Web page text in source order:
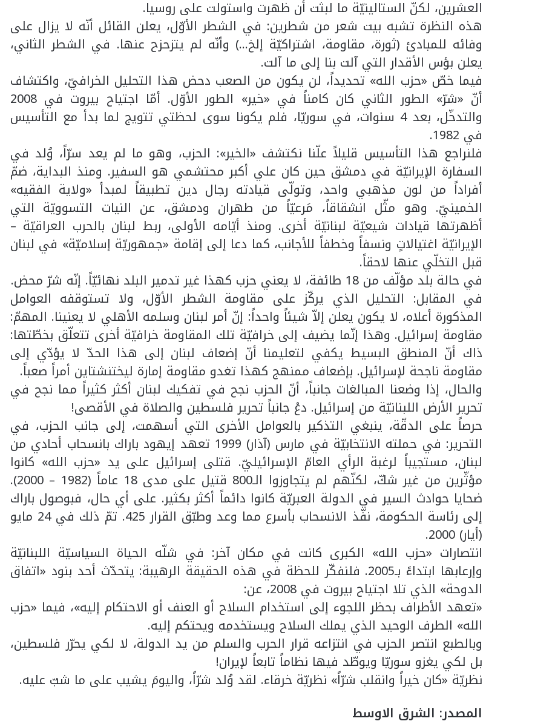
العشرين، لكنّ الستالينيّة ما لبثت أن ظهرت واستولت على روسيا.
هذه النظرة تشبه بيت شعر من شطرين: في الشطر الأوّل، يعلن القائل أنّه لا يزال على
وفائه للمبادئ (ثورة، مقاومة، اشتراكيّة إلخ…) وأنّه لم يتزحزح عنها. في الشطر الثاني،
يعلن بؤس الأقدار التي آلت بنا إلى ما آلت.
فيما خصّ «حزب الله» تحديداً، لن يكون من الصعب دحض هذا التحليل الخرافيّ، واكتشاف
أنّ «شرّ» الطور الثاني كان كامناً في «خير» الطور الأوّل. أمّا اجتياح بيروت في 2008
والتدخّل، بعد 4 سنوات، في سوريّا، فلم يكونا سوى لحظتي تتويج لما بدأ مع التأسيس
في 1982.
فلنراجع هذا التأسيس قليلاً علّنا نكتشف «الخير»: الحزب، وهو ما لم يعد سرّاً، وُلد في
السفارة الإيرانيّة في دمشق حين كان علي أكبر محتشمي هو السفير. ومنذ البداية، ضمّ
أفراداً من لون مذهبي واحد، وتولّى قيادته رجال دين تطبيقاً لمبدأ «ولاية الفقيه»
الخمينيّ. وهو مثّل انشقاقاً، مَرعيّاً من طهران ودمشق، عن النيات التسوويّة التي
أظهرتها قيادات شيعيّة لبنانيّة أخرى. ومنذ أيّامه الأولى، ربط لبنان بالحرب العراقيّة –
الإيرانيّة اغتيالاتٍ ونسفاً وخطفاً للأجانب، كما دعا إلى إقامة «جمهوريّة إسلاميّة» في لبنان
قبل التخلّي عنها لاحقاً.
في حالة بلد مؤلّف من 18 طائفة، لا يعني حزب كهذا غير تدمير البلد نهائيّاً. إنّه شرّ محض.
في المقابل: التحليل الذي يركّز على مقاومة الشطر الأوّل، ولا تستوقفه العوامل
المذكورة أعلاه، لا يكون يعلن إلاّ شيئاً واحداً: إنّ أمر لبنان وسلمه الأهلي لا يعنينا. المهمّ:
مقاومة إسرائيل. وهذا إنّما يضيف إلى خرافيّة تلك المقاومة خرافيّة أخرى تتعلّق بخطّتها:
ذاك أنّ المنطق البسيط يكفي لتعليمنا أنّ إضعاف لبنان إلى هذا الحدّ لا يؤدّي إلى
مقاومة ناجحة لإسرائيل. بإضعاف ممنهج كهذا تغدو مقاومة إمارة ليختنشتاين أمراً صعباً.
والحال، إذا وضعنا المبالغات جانباً، أنّ الحزب نجح في تفكيك لبنان أكثر كثيراً مما نجح في
تحرير الأرض اللبنانيّة من إسرائيل. دعْ جانباً تحرير فلسطين والصلاة في الأقصى!
حرصاً على الدقّة، ينبغي التذكير بالعوامل الأخرى التي أسهمت، إلى جانب الحزب، في
التحرير: في حملته الانتخابيّة في مارس (آذار) 1999 تعهد إيهود باراك بانسحاب أحادي من
لبنان، مستجيباً لرغبة الرأي العامّ الإسرائيليّ. قتلى إسرائيل على يد «حزب الله» كانوا
مؤثّرين من غير شكّ، لكنّهم لم يتجاوزوا الـ800 قتيل على مدى 18 عاماً (1982 – 2000).
ضحايا حوادث السير في الدولة العبريّة كانوا دائماً أكثر بكثير. على أي حال، فبوصول باراك
إلى رئاسة الحكومة، نفّذ الانسحاب بأسرع مما وعد وطبّق القرار 425. تمّ ذلك في 24 مايو
(أيار) 2000.
انتصارات «حزب الله» الكبرى كانت في مكان آخر: في شلّه الحياة السياسيّة اللبنانيّة
وإرعابها ابتداءً بـ2005. فلنفكّر للحظة في هذه الحقيقة الرهيبة: يتحدّث أحد بنود «اتفاق
الدوحة» الذي تلا اجتياح بيروت في 2008، عن:
«تعهد الأطراف بحظر اللجوء إلى استخدام السلاح أو العنف أو الاحتكام إليه»، فيما «حزب
الله» الطرف الوحيد الذي يملك السلاح ويستخدمه ويحتكم إليه.
وبالطبع انتصر الحزب في انتزاعه قرار الحرب والسلم من يد الدولة، لا لكي يحرّر فلسطين،
بل لكي يغزو سوريّا ويوطّد فيها نظاماً تابعاً لإيران!
نظريّة «كان خيراً وانقلب شرّاً» نظريّة خرقاء. لقد وُلد شرّاً، واليومَ يشيب على ما شبّ عليه.
المصدر: الشرق الاوسط